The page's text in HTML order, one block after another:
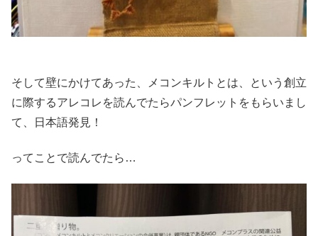
そして壁にかけてあった、メコンキルトとは、という創立
に際するアレコレを読んでたらパンフレットをもらいまし
て、日本語発見！
ってことで読んでたら…